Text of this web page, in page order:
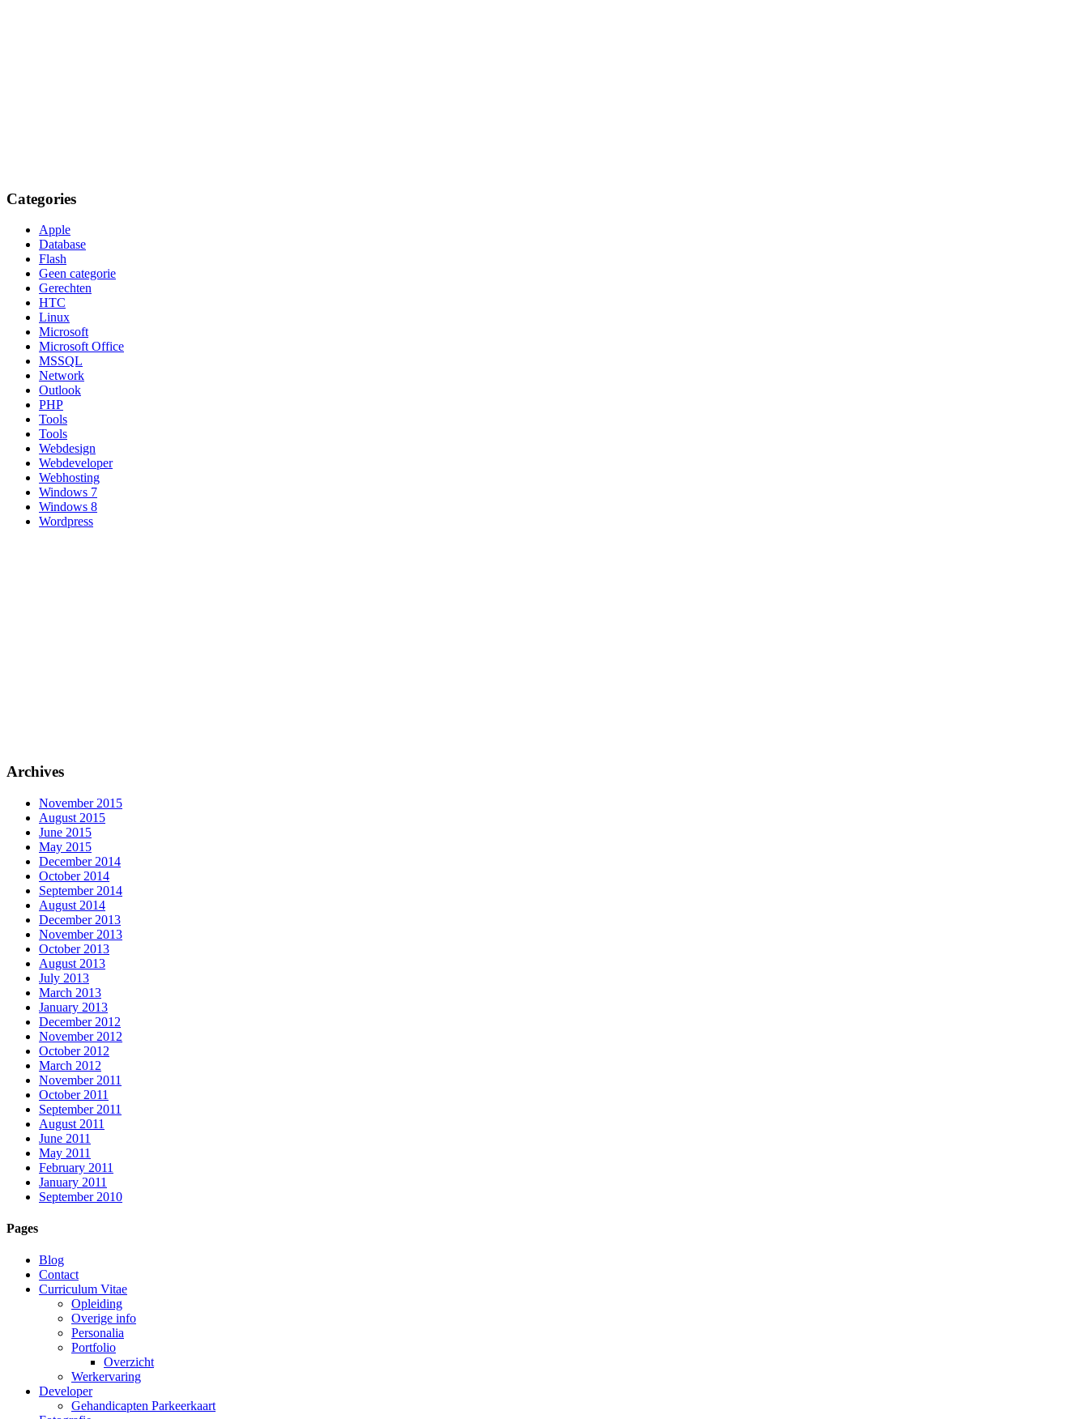
Categories
Apple
Database
Flash
Geen categorie
Gerechten
HTC
Linux
Microsoft
Microsoft Office
MSSQL
Network
Outlook
PHP
Tools
Tools
Webdesign
Webdeveloper
Webhosting
Windows 7
Windows 8
Wordpress
Archives
November 2015
August 2015
June 2015
May 2015
December 2014
October 2014
September 2014
August 2014
December 2013
November 2013
October 2013
August 2013
July 2013
March 2013
January 2013
December 2012
November 2012
October 2012
March 2012
November 2011
October 2011
September 2011
August 2011
June 2011
May 2011
February 2011
January 2011
September 2010
Pages
Blog
Contact
Curriculum Vitae
Opleiding
Overige info
Personalia
Portfolio
Overzicht
Werkervaring
Developer
Gehandicapten Parkeerkaart